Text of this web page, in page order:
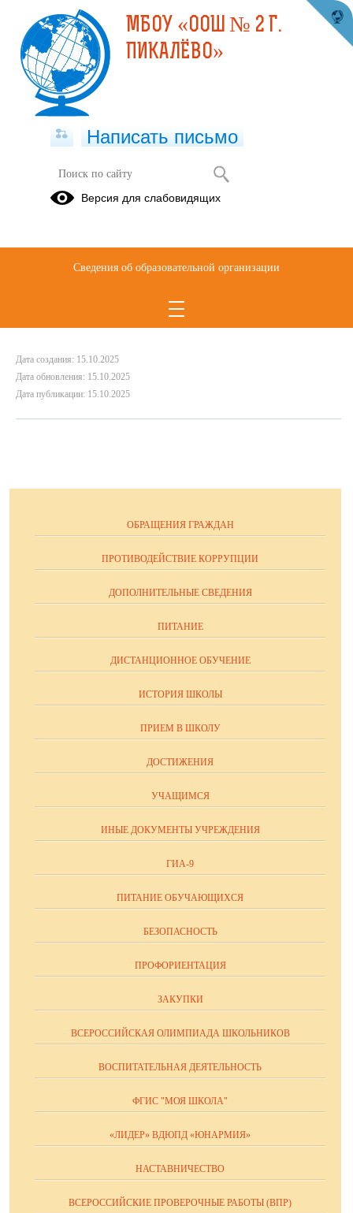
Аракчеева Диана, 9 класс "Я
выбираю спорт!"
Дата создания: 15.10.2025
Дата обновления: 15.10.2025
Дата публикации: 15.10.2025
ОБРАЩЕНИЯ ГРАЖДАН
ПРОТИВОДЕЙСТВИЕ КОРРУПЦИИ
ДОПОЛНИТЕЛЬНЫЕ СВЕДЕНИЯ
ПИТАНИЕ
ДИСТАНЦИОННОЕ ОБУЧЕНИЕ
ИСТОРИЯ ШКОЛЫ
ПРИЕМ В ШКОЛУ
ДОСТИЖЕНИЯ
УЧАЩИМСЯ
ИНЫЕ ДОКУМЕНТЫ УЧРЕЖДЕНИЯ
ГИА-9
ПИТАНИЕ ОБУЧАЮЩИХСЯ
БЕЗОПАСНОСТЬ
ПРОФОРИЕНТАЦИЯ
ЗАКУПКИ
ВСЕРОССИЙСКАЯ ОЛИМПИАДА ШКОЛЬНИКОВ
ВОСПИТАТЕЛЬНАЯ ДЕЯТЕЛЬНОСТЬ
ФГИС "МОЯ ШКОЛА"
«ЛИДЕР» ВДЮПД «ЮНАРМИЯ»
НАСТАВНИЧЕСТВО
ВСЕРОССИЙСКИЕ ПРОВЕРОЧНЫЕ РАБОТЫ (ВПР)
МБОУ «ООШ № 2 Г.
ПИКАЛЁВО»
Написать письмо
Версия для слабовидящих
Сведения об образовательной организации